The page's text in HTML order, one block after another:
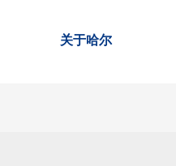
关于哈尔